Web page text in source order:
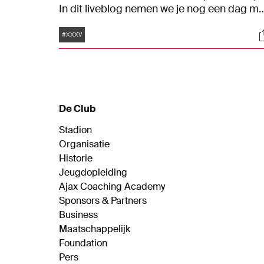
In dit liveblog nemen we je nog een dag
clubhistorie.
Tags
#XXXV
De Club
Stadion
Organisatie
Historie
Jeugdopleiding
Ajax Coaching Academy
Sponsors & Partners
Business
Maatschappelijk
Foundation
Pers